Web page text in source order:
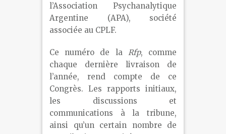
l’Association Psychanalytique
Argentine (APA), société
associée au CPLF.
Ce numéro de la Rfp, comme
chaque dernière livraison de
l’année, rend compte de ce
Congrès. Les rapports initiaux,
les discussions et
communications à la tribune,
ainsi qu’un certain nombre de